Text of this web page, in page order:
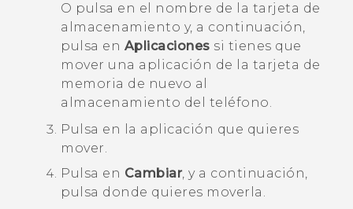
O pulsa en el nombre de la tarjeta de
almacenamiento y, a continuación,
pulsa en Aplicaciones si tienes que
mover una aplicación de la tarjeta de
memoria de nuevo al
almacenamiento del teléfono.
Pulsa en la aplicación que quieres
mover.
Pulsa en Cambiar, y a continuación,
pulsa donde quieres moverla.